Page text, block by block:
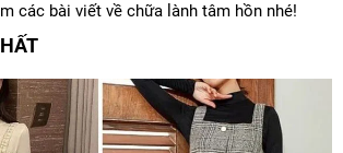
các bài viết về chữa lành tâm hồn nhé!